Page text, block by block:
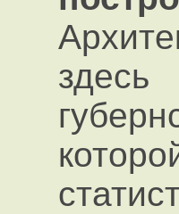
здесь